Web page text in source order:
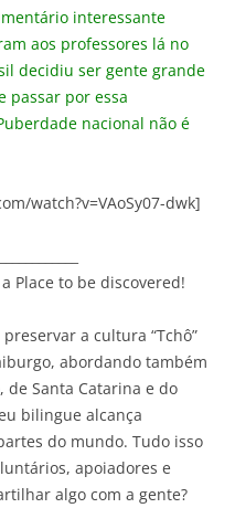
interessante
aos professores lá no
decidiu ser gente grande
passar por essa
nacional não é
watch?v=VAoSy07-dwk]
Place to be discovered!
a cultura “Tchô”
abordando também
de Santa Catarina e do
bilingue alcança
do mundo. Tudo isso
apoiadores e
algo com a gente?